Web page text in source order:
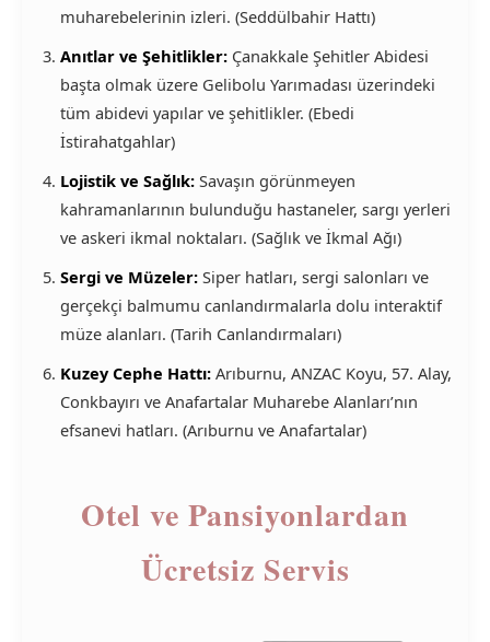
muharebelerinin izleri. (Seddülbahir Hattı)
Anıtlar ve Şehitlikler: Çanakkale Şehitler Abidesi
başta olmak üzere Gelibolu Yarımadası üzerindeki
tüm abidevi yapılar ve şehitlikler. (Ebedi
İstirahatgahlar)
Lojistik ve Sağlık: Savaşın görünmeyen
kahramanlarının bulunduğu hastaneler, sargı yerleri
ve askeri ikmal noktaları. (Sağlık ve İkmal Ağı)
Sergi ve Müzeler: Siper hatları, sergi salonları ve
gerçekçi balmumu canlandırmalarla dolu interaktif
müze alanları. (Tarih Canlandırmaları)
Kuzey Cephe Hattı: Arıburnu, ANZAC Koyu, 57. Alay,
Conkbayırı ve Anafartalar Muharebe Alanları’nın
efsanevi hatları. (Arıburnu ve Anafartalar)
Otel ve Pansiyonlardan
Ücretsiz Servis